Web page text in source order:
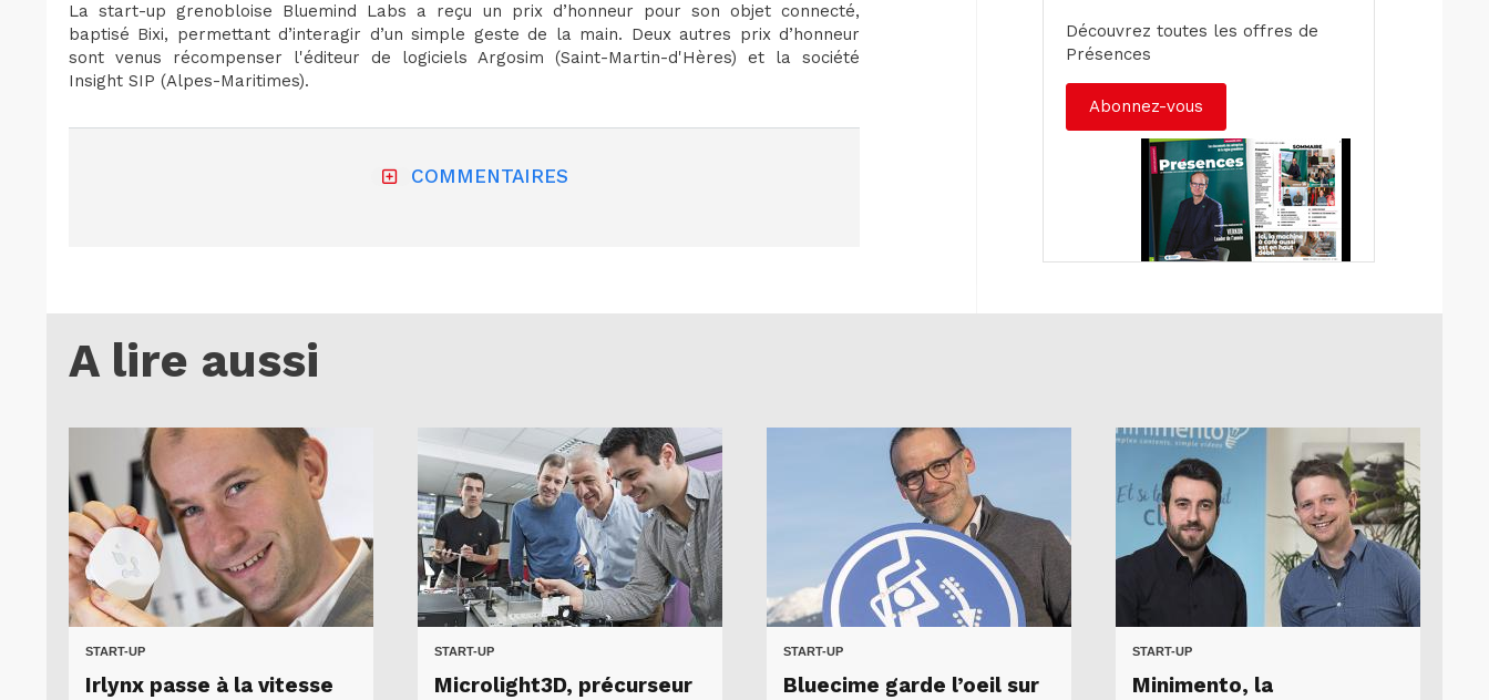
La start-up grenobloise Bluemind Labs a reçu un prix d’honneur pour son objet connecté,
baptisé Bixi, permettant d’interagir d’un simple geste de la main. Deux autres prix d’honneur
sont venus récompenser l'éditeur de logiciels Argosim (Saint-Martin-d'Hères) et la société
Insight SIP (Alpes-Maritimes).
COMMENTAIRES
Découvrez toutes les offres de
Présences
Abonnez-vous
A lire aussi
START-UP
Irlynx passe à la vitesse
START-UP
Microlight3D, précurseur
START-UP
Bluecime garde l’oeil sur
START-UP
Minimento, la